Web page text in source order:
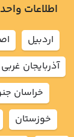
اطلاعات
اردبيل
آذربايجان غربي
خراسان
خوزستان